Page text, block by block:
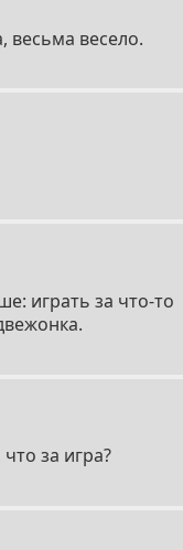
весьма весело.
играть за что-то
за игра?